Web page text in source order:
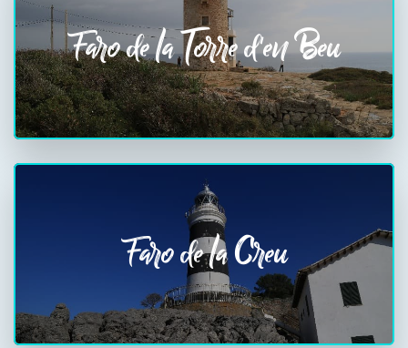
Faro de la Torre d'en Beu
Faro de la Creu